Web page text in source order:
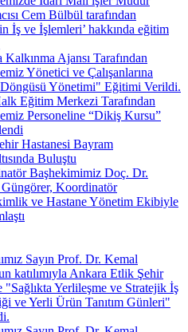
Cem Bülbül tarafından
İş ve İşlemleri’ hakkında eğitim
Kalkınma Ajansı Tarafından
Yönetici ve Çalışanlarına
Yönetimi" Eğitimi Verildi.
Eğitim Merkezi Tarafından
Personeline “Dikiş Kursu”
Hastanesi Bayram
Buluştu
Başhekimimiz Doç. Dr.
Koordinatör
ve Hastane Yönetim Ekibiyle
Sayın Prof. Dr. Kemal
katılımıyla Ankara Etlik Şehir
"Sağlıkta Yerlileşme ve Stratejik İş
ve Yerli Ürün Tanıtım Günleri"